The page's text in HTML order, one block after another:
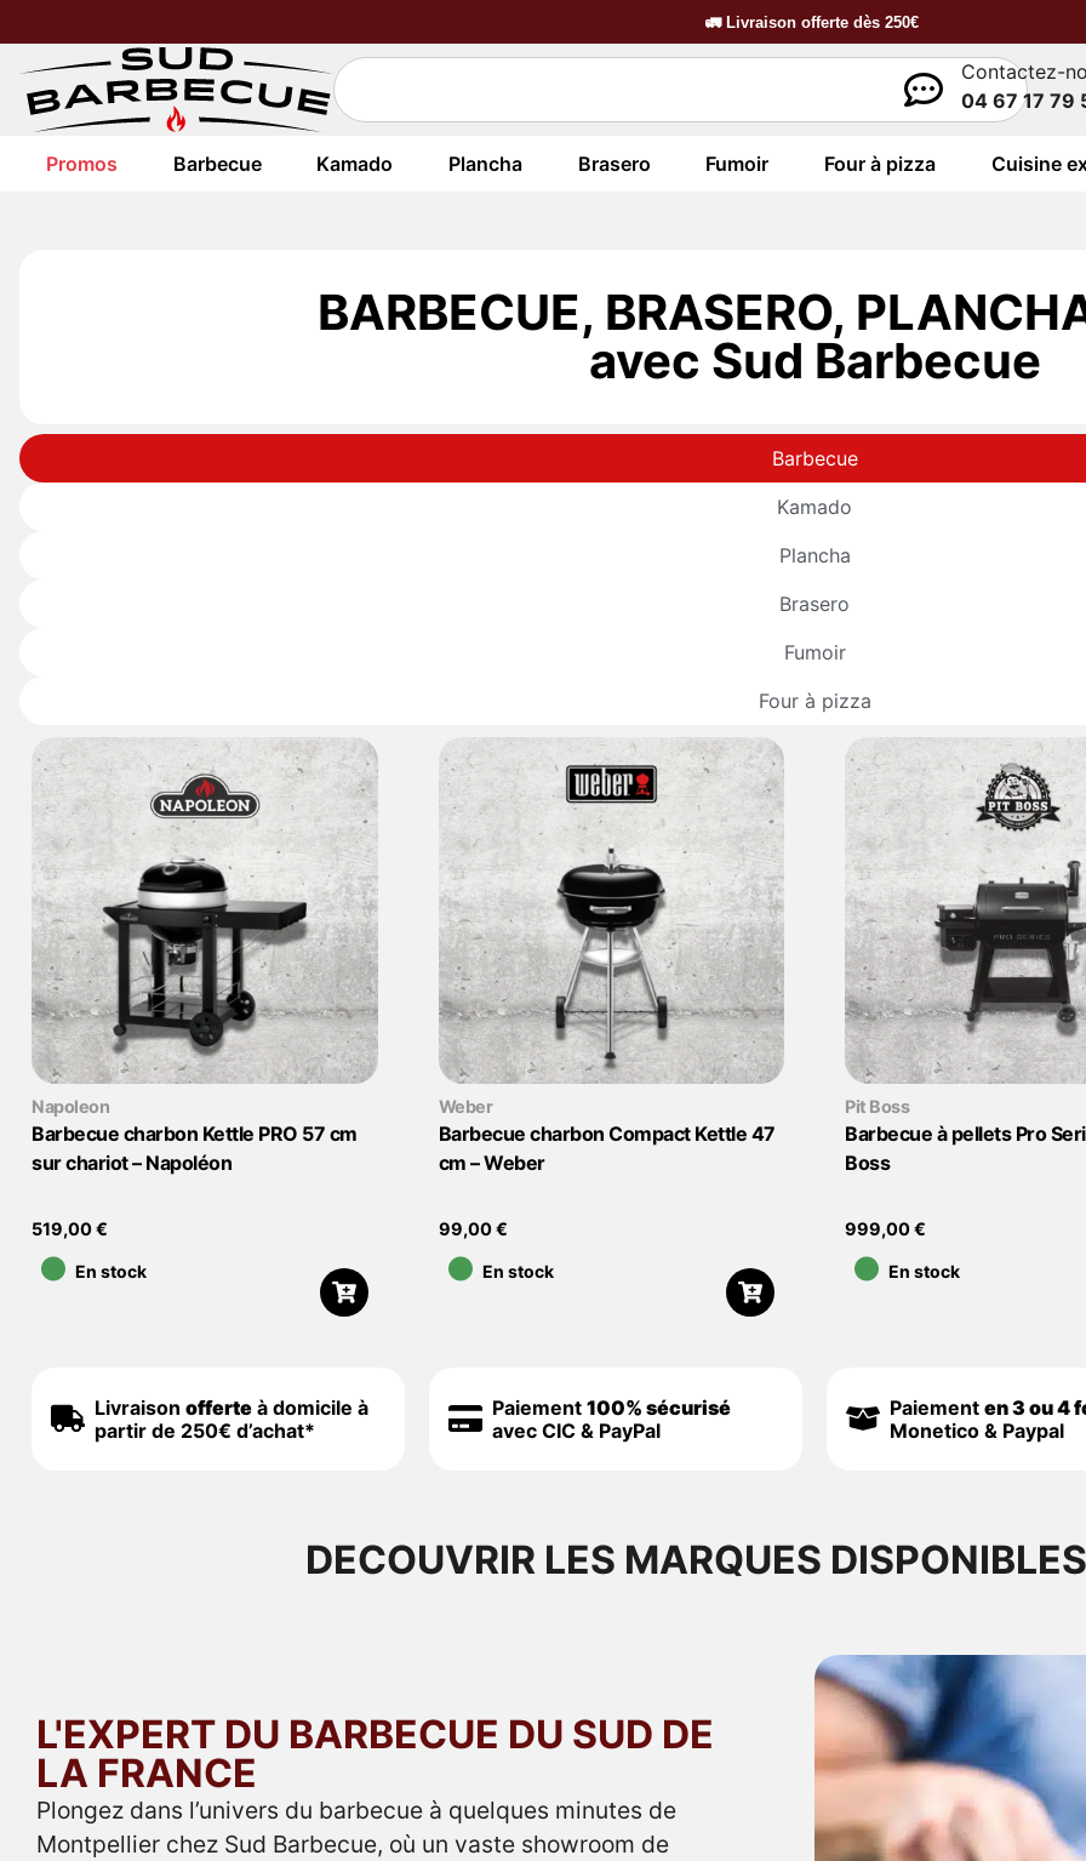
🚛 Livraison offerte dès 250€
Contactez-
04 67 17 79
Promos Barbecue Kamado Plancha Brasero Fumoir Four à pizza Cuisine
BARBECUE, BRASERO,
avec Sud Barbecue
Barbecue
Kamado
Plancha
Brasero
Fumoir
Four à pizza
Napoleon
Barbecue charbon Kettle PRO 57 cm
sur chariot – Napoléon
519,00€
•En stock
Weber
Barbecue charbon Compact Kettle 47
cm – Weber
99,00€
•En stock
Pit Boss
Barbecue à pellets Pro
Boss
999,00€
•En stock
Livraison offerte à domicile à
partir de 250€ d’achat*
Paiement 100% sécurisé
avec CIC & PayPal
Paiement en 3 ou 4
Monetico & Paypal
DECOUVRIR LES MARQUES
L'EXPERT DU BARBECUE DU SUD DE
LA FRANCE
Plongez dans l’univers du barbecue à quelques minutes de
Montpellier chez Sud Barbecue, où un vaste showroom de